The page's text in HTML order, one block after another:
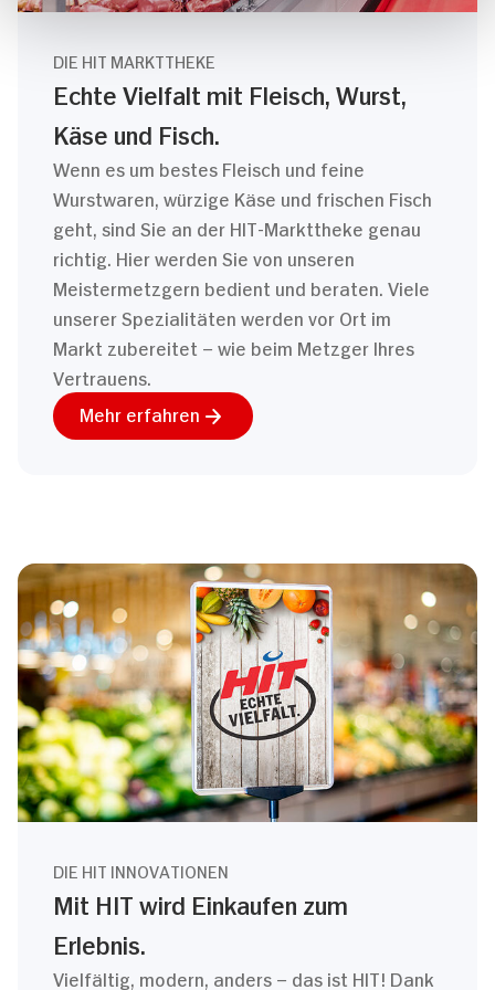
DIE HIT MARKTTHEKE
Echte Vielfalt mit Fleisch, Wurst,
Käse und Fisch.
Wenn es um bestes Fleisch und feine
Wurstwaren, würzige Käse und frischen Fisch
geht, sind Sie an der HIT-Markttheke genau
richtig. Hier werden Sie von unseren
Meistermetzgern bedient und beraten. Viele
unserer Spezialitäten werden vor Ort im
Markt zubereitet – wie beim Metzger Ihres
Vertrauens.
Mehr erfahren
DIE HIT INNOVATIONEN
Mit HIT wird Einkaufen zum
Erlebnis.
Vielfältig, modern, anders – das ist HIT! Dank